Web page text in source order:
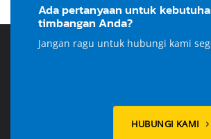
Ada pertanyaan untuk
timbangan Anda?
Jangan ragu untuk hubungi kami
HUBUNGI KAMI